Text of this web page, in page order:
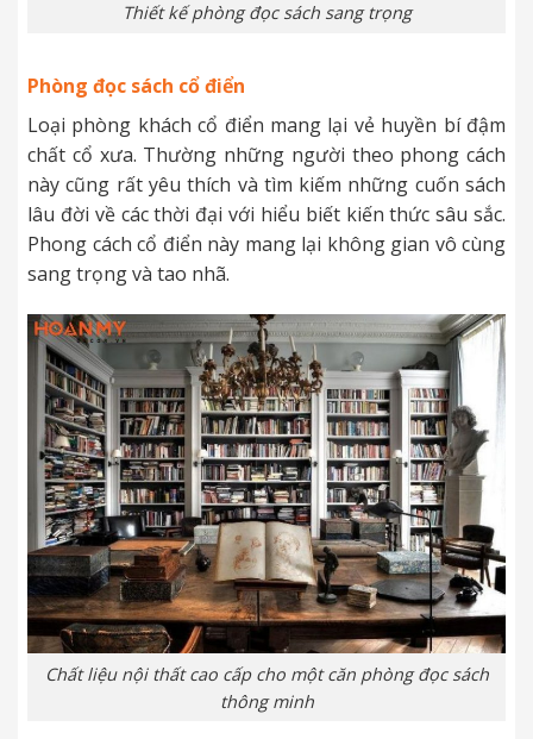
Thiết kế phòng đọc sách sang trọng
Phòng đọc sách cổ điển
Loại phòng khách cổ điển mang lại vẻ huyền bí đậm
chất cổ xưa. Thường những người theo phong cách
này cũng rất yêu thích và tìm kiếm những cuốn sách
lâu đời về các thời đại với hiểu biết kiến thức sâu sắc.
Phong cách cổ điển này mang lại không gian vô cùng
sang trọng và tao nhã.
Chất liệu nội thất cao cấp cho một căn phòng đọc sách
thông minh